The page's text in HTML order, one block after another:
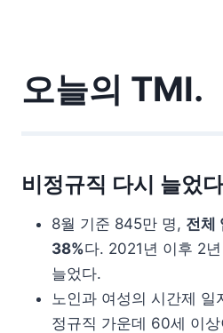
오늘의 TMI.
비정규직 다시 늘었
8월 기준 845만 명, 전체
38%다. 2021년 이후 2
늘었다.
노인과 여성의 시간제 일
정규직 가운데 60세 이